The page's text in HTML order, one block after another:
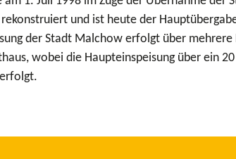
und ist heute der
der Stadt Malchow erfolgt über mehrere
wobei die Haupteinspeisung über ein